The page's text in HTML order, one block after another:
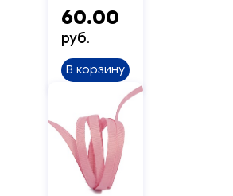
60.00
руб.
В корзину